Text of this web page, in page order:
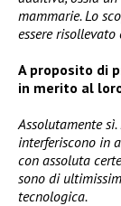
mammarie. Lo
essere
A proposito di
in merito al
Assolutamente
interferiscono in
con assoluta
sono di
tecnologica.